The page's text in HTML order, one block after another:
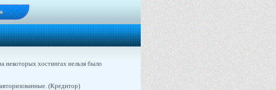
некоторых хостингах нельзя было
(Кредитор)